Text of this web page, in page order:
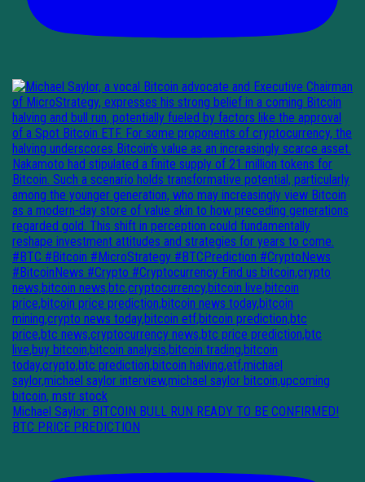
Michael Saylor: BITCOIN BULL RUN READY TO BE CONFIRMED!
BTC PRICE PREDICTION